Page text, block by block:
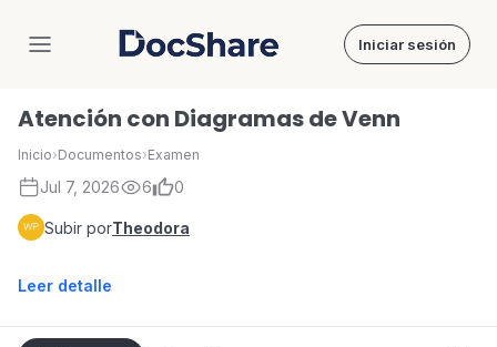
DocShare Iniciar sesión
Atención con Diagramas de Venn
Inicio›Documentos›Examen
Jul 7, 2026 6 0
Subir porTheodora
Leer detalle